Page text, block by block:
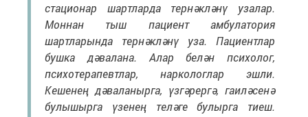
стационар шартларда тернәкләнү узалар.
Моннан тыш пациент амбулатория
шартларында тернәкләнү уза. Пациентлар
бушка дәвалана. Алар белән психолог,
психотерапевтлар, наркологлар эшли.
Кешенең дәваланырга, үзгәрергә, гаиләсенә
булышырга үзенең теләге булырга тиеш.